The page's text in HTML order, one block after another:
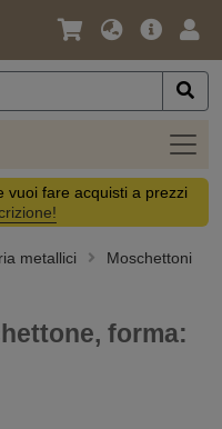
Lingua
Valuta
Offerta
vuoi fare acquisti a prezzi
metallici
Moschettoni
forma: